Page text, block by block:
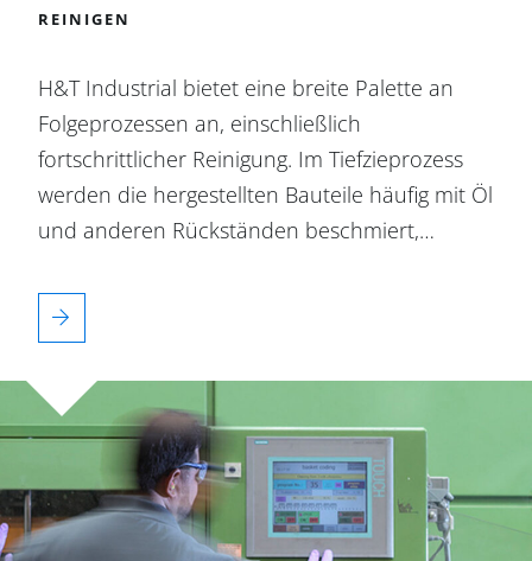
REINIGEN
H&T Industrial bietet eine breite Palette an
Folgeprozessen an, einschließlich
fortschrittlicher Reinigung. Im Tiefzieprozess
werden die hergestellten Bauteile häufig mit Öl
und anderen Rückständen beschmiert,…